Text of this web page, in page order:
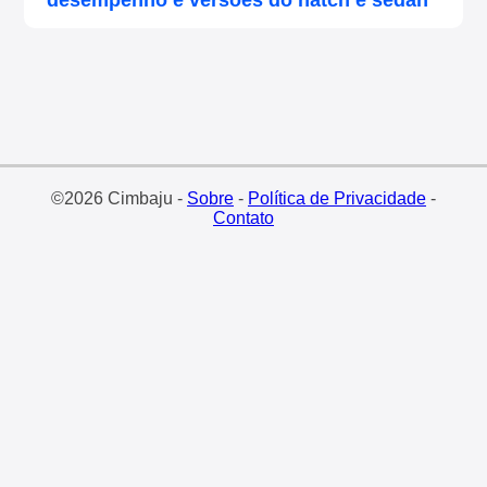
©2026 Cimbaju - Sobre- Política de Privacidade-
Contato